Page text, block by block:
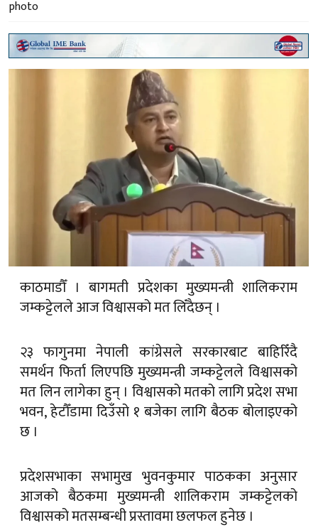
काठमाडौँ । बागमती प्रदेशका मुख्यमन्त्री शालिकराम
जम्कट्टेलले आज विश्वासको मत लिँदैछन् ।
२३ फागुनमा नेपाली कांग्रेसले सरकारबाट बाहिरिँदै
समर्थन फिर्ता लिएपछि मुख्यमन्त्री जम्कट्टेलले विश्वासको
मत लिन लागेका हुन् । विश्वासको मतको लागि प्रदेश सभा
भवन, हेटौँडामा दिउँसो १ बजेका लागि बैठक बोलाइएको
छ ।
प्रदेशसभाका सभामुख भुवनकुमार पाठकका अनुसार
आजको बैठकमा मुख्यमन्त्री शालिकराम जम्कट्टेलको
विश्वासको मतसम्बन्धी प्रस्तावमा छलफल हुनेछ ।